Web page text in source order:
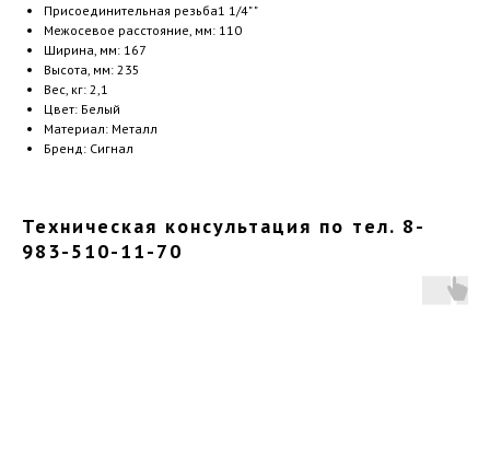
Присоединительная резьба1 1/4" "
Межосевое расстояние, мм: 110
Ширина, мм: 167
Высота, мм: 235
Вес, кг: 2,1
Цвет: Белый
Материал: Металл
Бренд: Сигнал
Техническая консультация по тел. 8-
983-510-11-70